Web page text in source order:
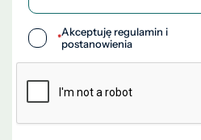
*Akceptuję regulamin i
postanowienia